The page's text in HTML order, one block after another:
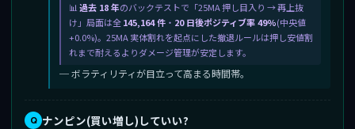
過去 18 年のバックテストで「25MA 押し目入り → 再上抜
け」局面は全145,164 件 ・ 20 日後ポジティブ率 49%(中央値
+0.0%)。25MA 実体割れを起点にした撤退ルールは押し安値割
れまで耐えるよりダメージ管理が安定します。
─ ボラティリティが目立って高まる時間帯。
ナンピン(買い増し)していい?